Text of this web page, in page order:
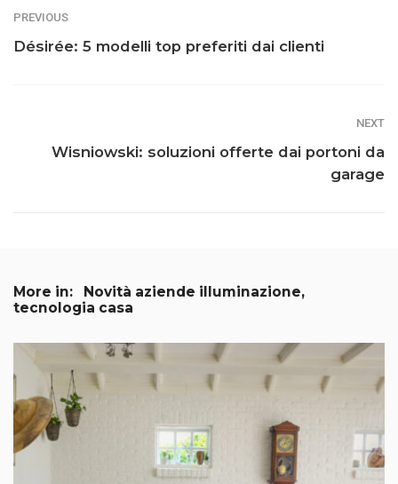
PREVIOUS
Désirée: 5 modelli top preferiti dai clienti
NEXT
Wisniowski: soluzioni offerte dai portoni da
garage
More in:
Novità aziende illuminazione,
tecnologia casa